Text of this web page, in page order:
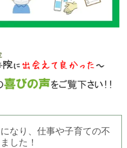
なり、仕事や子育ての不
した！